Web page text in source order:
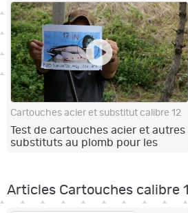
Cartouches acier et substitut calibre 12
Test de cartouches acier et autres
substituts au plomb pour les
Articles Cartouches calibre